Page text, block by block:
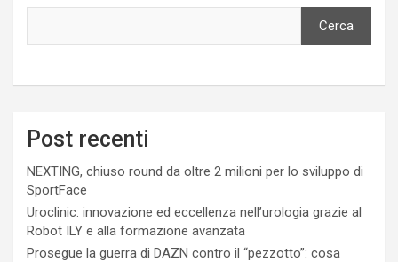
Cerca
Post recenti
NEXTING, chiuso round da oltre 2 milioni per lo sviluppo di
SportFace
Uroclinic: innovazione ed eccellenza nell’urologia grazie al
Robot ILY e alla formazione avanzata
Prosegue la guerra di DAZN contro il “pezzotto”: cosa